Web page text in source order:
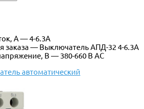
А — 4-6.3А
заказа — Выключатель АПД-32 4-6.3А
В — 380-660 В АС
автоматический